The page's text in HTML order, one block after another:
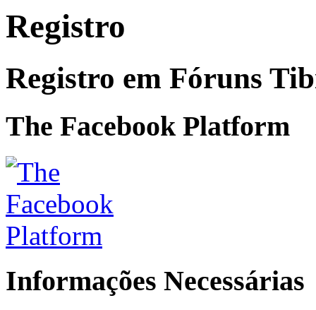
Registro
Registro em Fóruns
The Facebook Platform
Informações Necessárias